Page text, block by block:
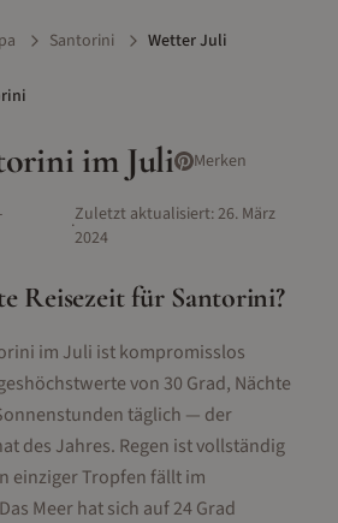
Santorini Wetter Juli
imJuli Merken
·Zuletzt aktualisiert:26. März
2024
Reisezeit für Santorini?
im Juli ist kompromisslos
von 30 Grad, Nächte
täglich — der
des Jahres. Regen ist vollständig
einziger Tropfen fällt im
Meer hat sich auf 24 Grad